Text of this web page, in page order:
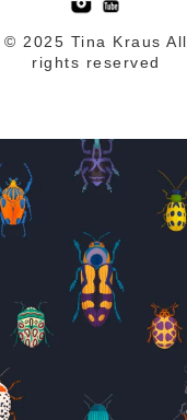
© 2025 Tina Kraus All
rights reserved